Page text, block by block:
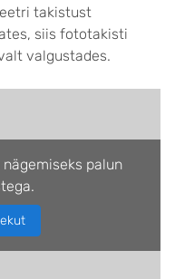
takistust
siis fototakisti
valgustades.
palun